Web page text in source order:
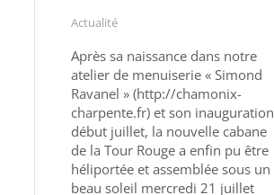
Actualité
Après sa naissance dans notre
atelier de menuiserie « Simond
Ravanel » (http://chamonix-
charpente.fr) et son inauguration
début juillet, la nouvelle cabane
de la Tour Rouge a enfin pu être
héliportée et assemblée sous un
beau soleil mercredi 21 juillet